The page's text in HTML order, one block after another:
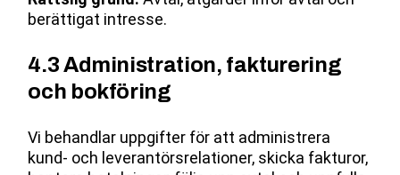
berättigat intresse.
4.3 Administration, fakturering
och bokföring
Vi behandlar uppgifter för att administrera
kund- och leverantörsrelationer, skicka fakturor,